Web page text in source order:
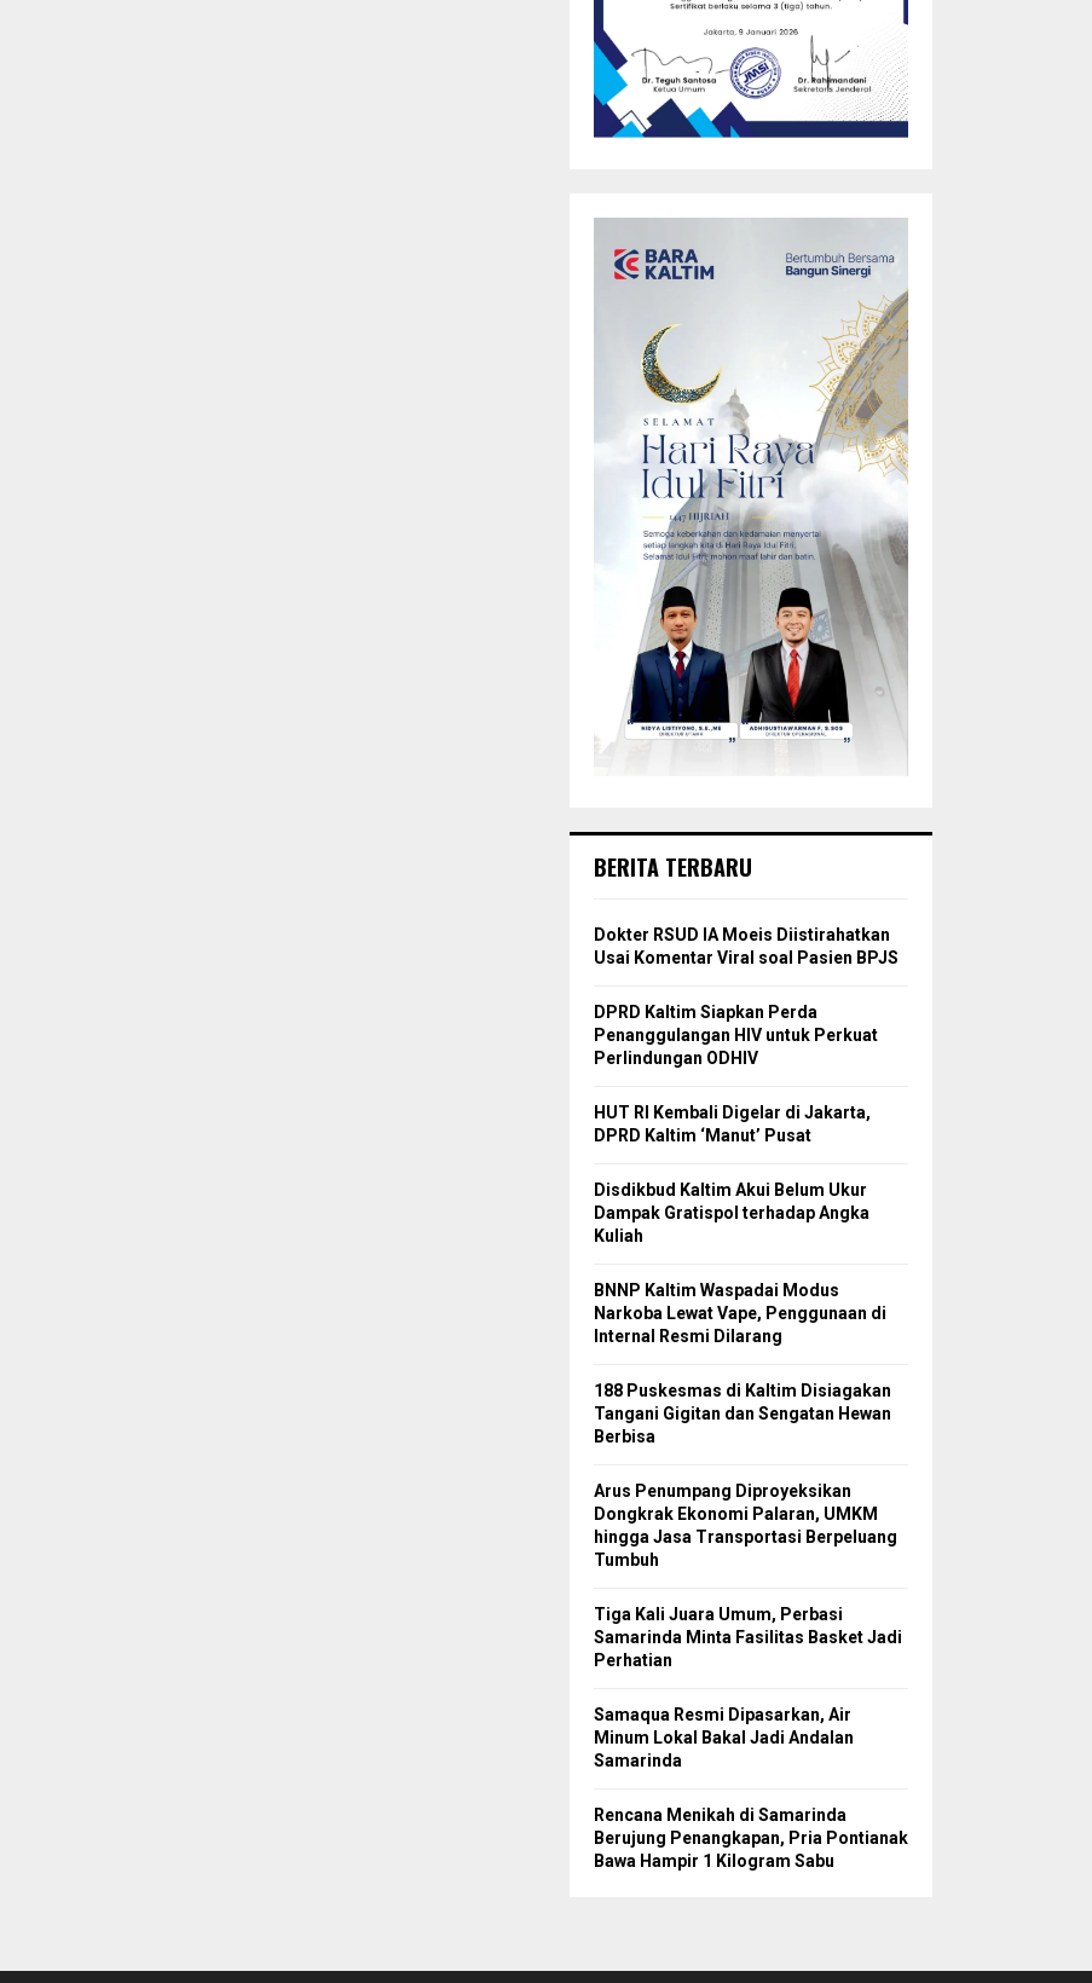
BERITA TERBARU
Dokter RSUD IA Moeis Diistirahatkan
Usai Komentar Viral soal Pasien BPJS
DPRD Kaltim Siapkan Perda
Penanggulangan HIV untuk Perkuat
Perlindungan ODHIV
HUT RI Kembali Digelar di Jakarta,
DPRD Kaltim ‘Manut’ Pusat
Disdikbud Kaltim Akui Belum Ukur
Dampak Gratispol terhadap Angka
Kuliah
BNNP Kaltim Waspadai Modus
Narkoba Lewat Vape, Penggunaan di
Internal Resmi Dilarang
188 Puskesmas di Kaltim Disiagakan
Tangani Gigitan dan Sengatan Hewan
Berbisa
Arus Penumpang Diproyeksikan
Dongkrak Ekonomi Palaran, UMKM
hingga Jasa Transportasi Berpeluang
Tumbuh
Tiga Kali Juara Umum, Perbasi
Samarinda Minta Fasilitas Basket Jadi
Perhatian
Samaqua Resmi Dipasarkan, Air
Minum Lokal Bakal Jadi Andalan
Samarinda
Rencana Menikah di Samarinda
Berujung Penangkapan, Pria Pontianak
Bawa Hampir 1 Kilogram Sabu